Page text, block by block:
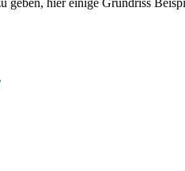
hier einige Grundriss